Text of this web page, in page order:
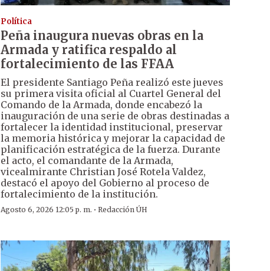
Política
Peña inaugura nuevas obras en la
Armada y ratifica respaldo al
fortalecimiento de las FFAA
El presidente Santiago Peña realizó este jueves
su primera visita oficial al Cuartel General del
Comando de la Armada, donde encabezó la
inauguración de una serie de obras destinadas a
fortalecer la identidad institucional, preservar
la memoria histórica y mejorar la capacidad de
planificación estratégica de la fuerza. Durante
el acto, el comandante de la Armada,
vicealmirante Christian José Rotela Valdez,
destacó el apoyo del Gobierno al proceso de
fortalecimiento de la institución.
Agosto 6, 2026 12:05 p. m. · Redacción ÚH